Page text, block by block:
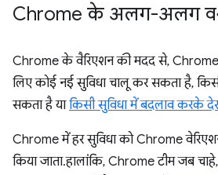
Chrome के अलग-अलग
Chrome के वैरिएशन की मदद से,
लिए कोई नई सुविधा चालू कर सकता है,
सकता है याकिसी सुविधा में बदलाव करके
Chrome में हर सुविधा को Chrome
किया जाता. हालांकि, Chrome टीम जब